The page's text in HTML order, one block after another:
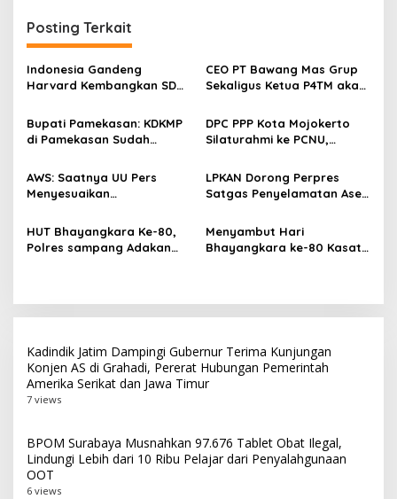
a
s
i
o
Posting Terkait
Indonesia Gandeng
Harvard Kembangkan SDM
Dunia
CEO PT Bawang Mas Grup
Sekaligus Ketua P4TM akan
Tembakau di Madura
Bupati Pamekasan: KDKMP
di Pamekasan Sudah
Selesai Akhir Juli 2026
DPC PPP Kota Mojokerto
Silaturahmi ke PCNU,
Masyarakat
AWS: Saatnya UU Pers
Menyesuaikan
Digital dan AI
LPKAN Dorong Perpres
Satgas Penyelamatan Aset
Pemberantasan Korupsi
HUT Bhayangkara Ke-80,
Polres sampang Adakan
Menyambut Hari
Bhayangkara ke-80 Kasat
Kadindik Jatim Dampingi Gubernur Terima Kunjungan
Konjen AS di Grahadi, Pererat Hubungan Pemerintah
Amerika Serikat dan Jawa Timur
7 views
BPOM Surabaya Musnahkan 97.676 Tablet Obat Ilegal,
Lindungi Lebih dari 10 Ribu Pelajar dari Penyalahgunaan
OOT
6 views